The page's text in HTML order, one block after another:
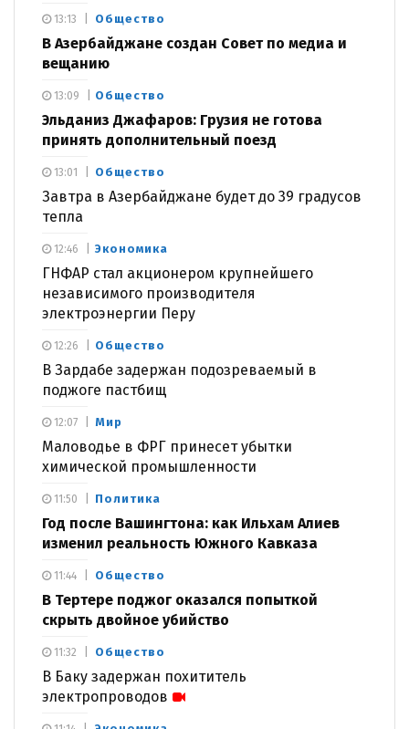
Общество
В Азербайджане создан Совет по медиа и
вещанию
13:13
Общество
Эльданиз Джафаров: Грузия не готова
принять дополнительный поезд
13:09
Общество
Завтра в Азербайджане будет до 39 градусов
тепла
13:01
Экономика
ГНФАР стал акционером крупнейшего
независимого производителя
электроэнергии Перу
12:46
Общество
В Зардабе задержан подозреваемый в
поджоге пастбищ
12:26
Мир
Маловодье в ФРГ принесет убытки
химической промышленности
12:07
Политика
Год после Вашингтона: как Ильхам Алиев
изменил реальность Южного Кавказа
11:50
Общество
В Тертере поджог оказался попыткой
скрыть двойное убийство
11:44
Общество
В Баку задержан похититель
электропроводов
11:32